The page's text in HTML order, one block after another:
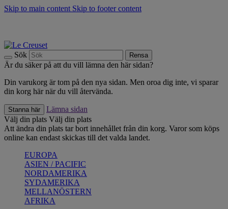
Skip to main content Skip to footer content
Sök Rensa
Är du säker på att du vill lämna den här sidan?
Din varukorg är tom på den nya sidan. Men oroa dig inte, vi sparar
din korg här när du vill återvända.
Stanna här
Lämna sidan
Välj din plats Välj din plats
Att ändra din plats tar bort innehållet från din korg. Varor som köps
online kan endast skickas till det valda landet.
EUROPA
ASIEN / PACIFIC
NORDAMERIKA
SYDAMERIKA
MELLANÖSTERN
AFRIKA